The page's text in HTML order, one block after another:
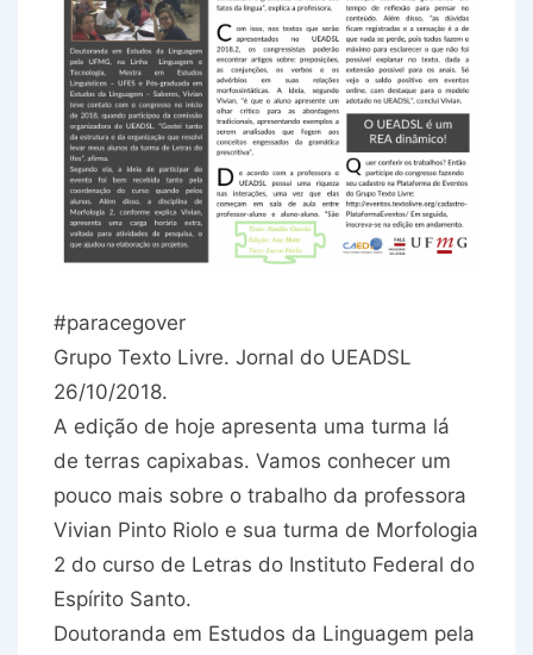
#paracegover
Grupo Texto Livre. Jornal do UEADSL
26/10/2018.
A edição de hoje apresenta uma turma lá
de terras capixabas. Vamos conhecer um
pouco mais sobre o trabalho da professora
Vivian Pinto Riolo e sua turma de Morfologia
2 do curso de Letras do Instituto Federal do
Espírito Santo.
Doutoranda em Estudos da Linguagem pela